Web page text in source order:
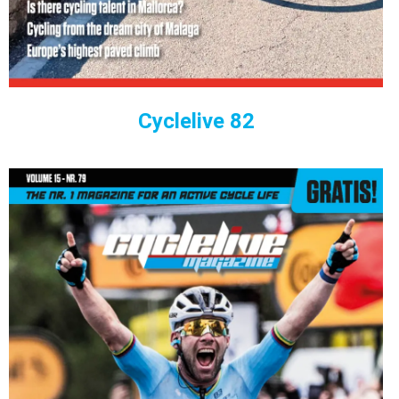
Cyclelive 82